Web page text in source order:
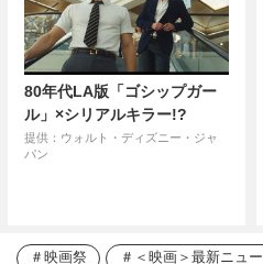
80年代LA版「ゴシップガー
ル」×シリアルキラー!?
提供：ウォルト・ディズニー・ジャ
パン
映画祭 ＜映画＞最新ニュ